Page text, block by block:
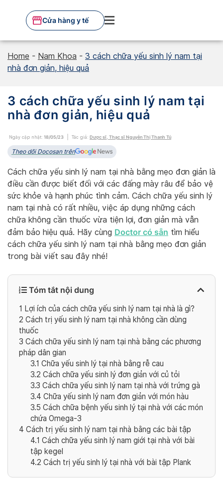
content
Cửa hàng y tế
Home - Nam Khoa - 3 cách chữa yếu sinh lý nam tại
nhà đơn giản, hiệu quả
3 cách chữa yếu sinh lý nam tại
nhà đơn giản, hiệu quả
Ngày cập nhật: 18/05/23 Tác giả: Dược sĩ, Thạc sĩ Nguyễn Thị Thanh Tú
Theo dõi Docosan trên
Cách chữa yếu sinh lý nam tại nhà bằng mẹo đơn giản là
điều cần được biết đối với các đấng mày râu để bảo vệ
sức khỏe và hạnh phúc tình cảm. Cách chữa yếu sinh lý
nam tại nhà có rất nhiều, việc áp dụng những cách
chữa không cần thuốc vừa tiện lợi, đơn giản mà vẫn
đảm bảo hiệu quả. Hãy cùng Doctor có sẵn tìm hiểu
cách chữa yếu sinh lý nam tại nhà bằng mẹo đơn giản
trong bài viết sau đây nhé!
Tóm tắt nội dung
1 Lợi ích của cách chữa yếu sinh lý nam tại nhà là gì?
2 Cách trị yếu sinh lý nam tại nhà không cần dùng
thuốc
3 Cách chữa yếu sinh lý nam tại nhà bằng các phương
pháp dân gian
3.1 Chữa yếu sinh lý tại nhà bằng rễ cau
3.2 Cách chữa yếu sinh lý đơn giản với củ tỏi
3.3 Cách chữa yếu sinh lý nam tại nhà với trứng gà
3.4 Chữa yếu sinh lý nam đơn giản với món hàu
3.5 Cách chữa bệnh yếu sinh lý tại nhà với các món
chứa Omega-3
4 Cách trị yếu sinh lý nam tại nhà bằng các bài tập
4.1 Cách chữa yếu sinh lý nam giới tại nhà với bài
tập kegel
4.2 Cách trị yếu sinh lý tại nhà với bài tập Plank